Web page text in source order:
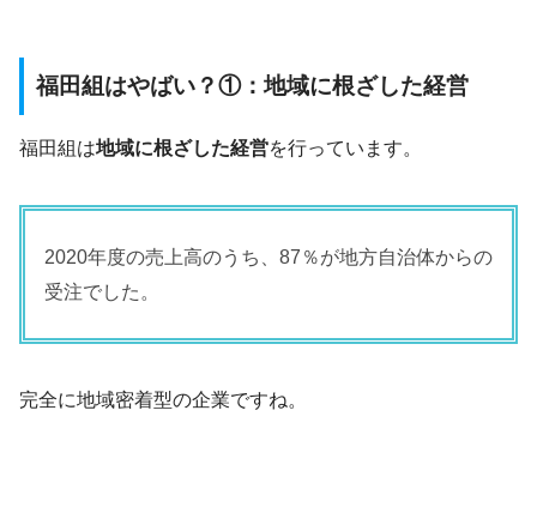
福田組はやばい？①：地域に根ざした経営
福田組は地域に根ざした経営を行っています。
2020年度の売上高のうち、87％が地方自治体からの
受注でした。
完全に地域密着型の企業ですね。